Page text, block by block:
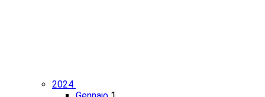
2024